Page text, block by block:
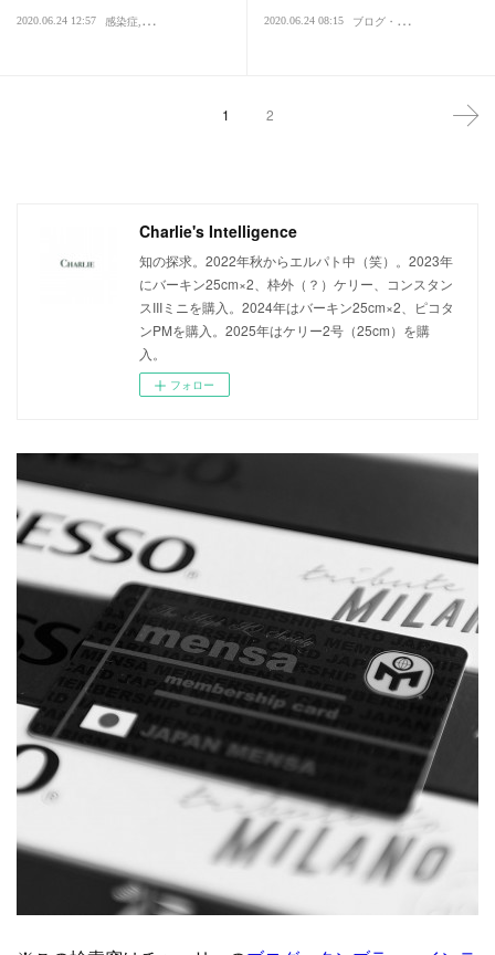
2020.06.24 12:57 感染症 心理・精神性 2020.06.24 08:15 ブ
ログ・日記
1 2
Charlie's Intelligence
知の探求。2022年秋からエルパト中（笑）。2023年
にバーキン25cm×2、枠外（？）ケリー、コンスタン
スIIIミニを購入。2024年はバーキン25cm×2、ピコタ
ンPMを購入。2025年はケリー2号（25cm）を購
入。
フォロー